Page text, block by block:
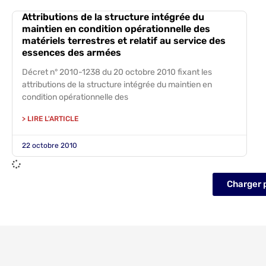
Attributions de la structure intégrée du
maintien en condition opérationnelle des
matériels terrestres et relatif au service des
essences des armées
Décret n° 2010-1238 du 20 octobre 2010 fixant les
attributions de la structure intégrée du maintien en
condition opérationnelle des
> LIRE L'ARTICLE
22 octobre 2010
Charger